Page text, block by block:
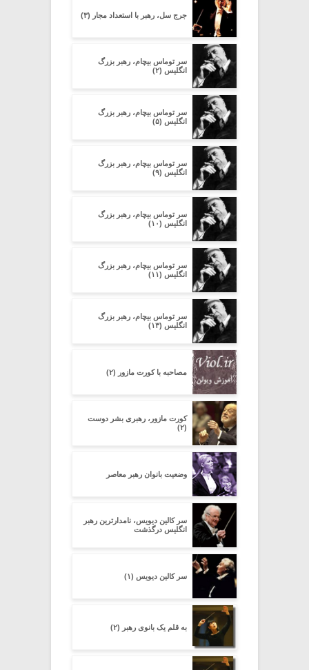
جرج سل، رهبر با استعداد مجار (۳)
سر توماس بیچام، رهبر بزرگ
انگلیس (۲)
سر توماس بیچام، رهبر بزرگ
انگلیس (۵)
سر توماس بیچام، رهبر بزرگ
انگلیس (۹)
سر توماس بیچام، رهبر بزرگ
انگلیس (۱۰)
سر توماس بیچام، رهبر بزرگ
انگلیس (۱۱)
سر توماس بیچام، رهبر بزرگ
انگلیس (۱۳)
مصاحبه با کورت مازور (۲)
کورت مازور، رهبری بشر دوست
(۲)
وضعیت بانوان رهبر معاصر
سر کالین دیویس، نامدارترین رهبر
انگلیس درگذشت
سر کالین دیویس (۱)
به قلم یک بانوی رهبر (۲)